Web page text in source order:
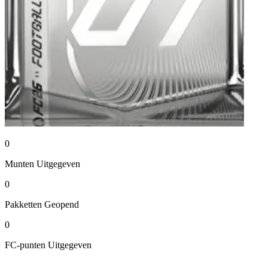
0
Munten Uitgegeven
0
Pakketten Geopend
0
FC-punten Uitgegeven